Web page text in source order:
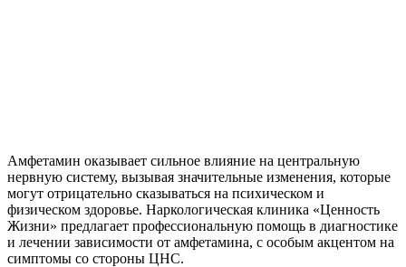
Амфетамин оказывает сильное влияние на центральную
нервную систему, вызывая значительные изменения, которые
могут отрицательно сказываться на психическом и
физическом здоровье. Наркологическая клиника «Ценность
Жизни» предлагает профессиональную помощь в диагностике
и лечении зависимости от амфетамина, с особым акцентом на
симптомы со стороны ЦНС.